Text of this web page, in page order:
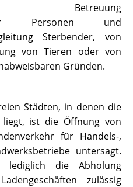
Betreuung
Personen und
Sterbender, von
von Tieren oder von
Gründen.
Städten, in denen die
liegt, ist die Öffnung von
für Handels-,
untersagt.
die Abholung
zulässig